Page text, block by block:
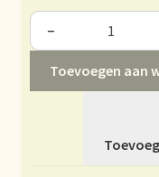
Current price list
Déclaration de
−
Toevoegen aan